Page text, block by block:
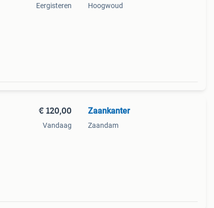
Eergisteren Hoogwoud
€ 120,00
Vandaag
Zaankanter
Zaandam